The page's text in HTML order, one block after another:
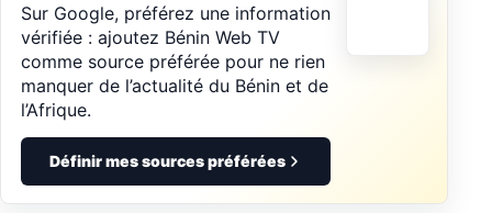
Sur Google, préférez une information
vérifiée : ajoutez Bénin Web TV
comme source préférée pour ne rien
manquer de l’actualité du Bénin et de
l’Afrique.
Définir mes sources préférées